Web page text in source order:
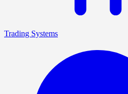
Trading Systems